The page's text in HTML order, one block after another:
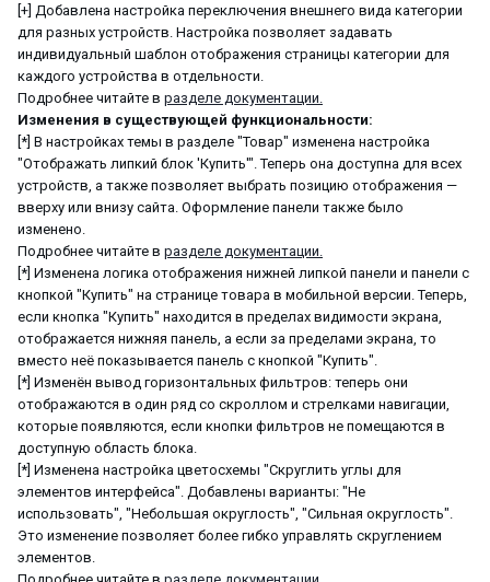
[+] Добавлена настройка переключения внешнего вида категории
для разных устройств. Настройка позволяет задавать
индивидуальный шаблон отображения страницы категории для
каждого устройства в отдельности.
Подробнее читайте в разделе документации.
Изменения в существующей функциональности:
[*] В настройках темы в разделе "Товар" изменена настройка
"Отображать липкий блок 'Купить'". Теперь она доступна для всех
устройств, а также позволяет выбрать позицию отображения —
вверху или внизу сайта. Оформление панели также было
изменено.
Подробнее читайте в разделе документации.
[*] Изменена логика отображения нижней липкой панели и панели с
кнопкой "Купить" на странице товара в мобильной версии. Теперь,
если кнопка "Купить" находится в пределах видимости экрана,
отображается нижняя панель, а если за пределами экрана, то
вместо неё показывается панель с кнопкой "Купить".
[*] Изменён вывод горизонтальных фильтров: теперь они
отображаются в один ряд со скроллом и стрелками навигации,
которые появляются, если кнопки фильтров не помещаются в
доступную область блока.
[*] Изменена настройка цветосхемы "Скруглить углы для
элементов интерфейса". Добавлены варианты: "Не
использовать", "Небольшая округлость", "Сильная округлость".
Это изменение позволяет более гибко управлять скруглением
элементов.